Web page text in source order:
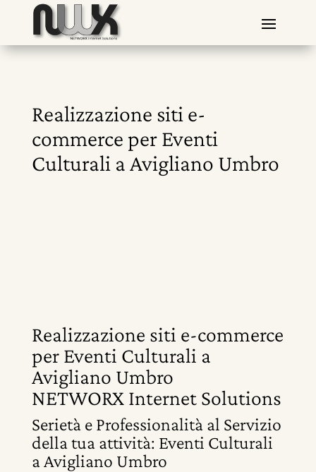
Realizzazione siti e-
commerce per Eventi
Culturali a Avigliano Umbro
Realizzazione siti e-commerce
per Eventi Culturali a
Avigliano Umbro
NETWORX Internet Solutions
Serietà e Professionalità al Servizio
della tua attività: Eventi Culturali
a Avigliano Umbro